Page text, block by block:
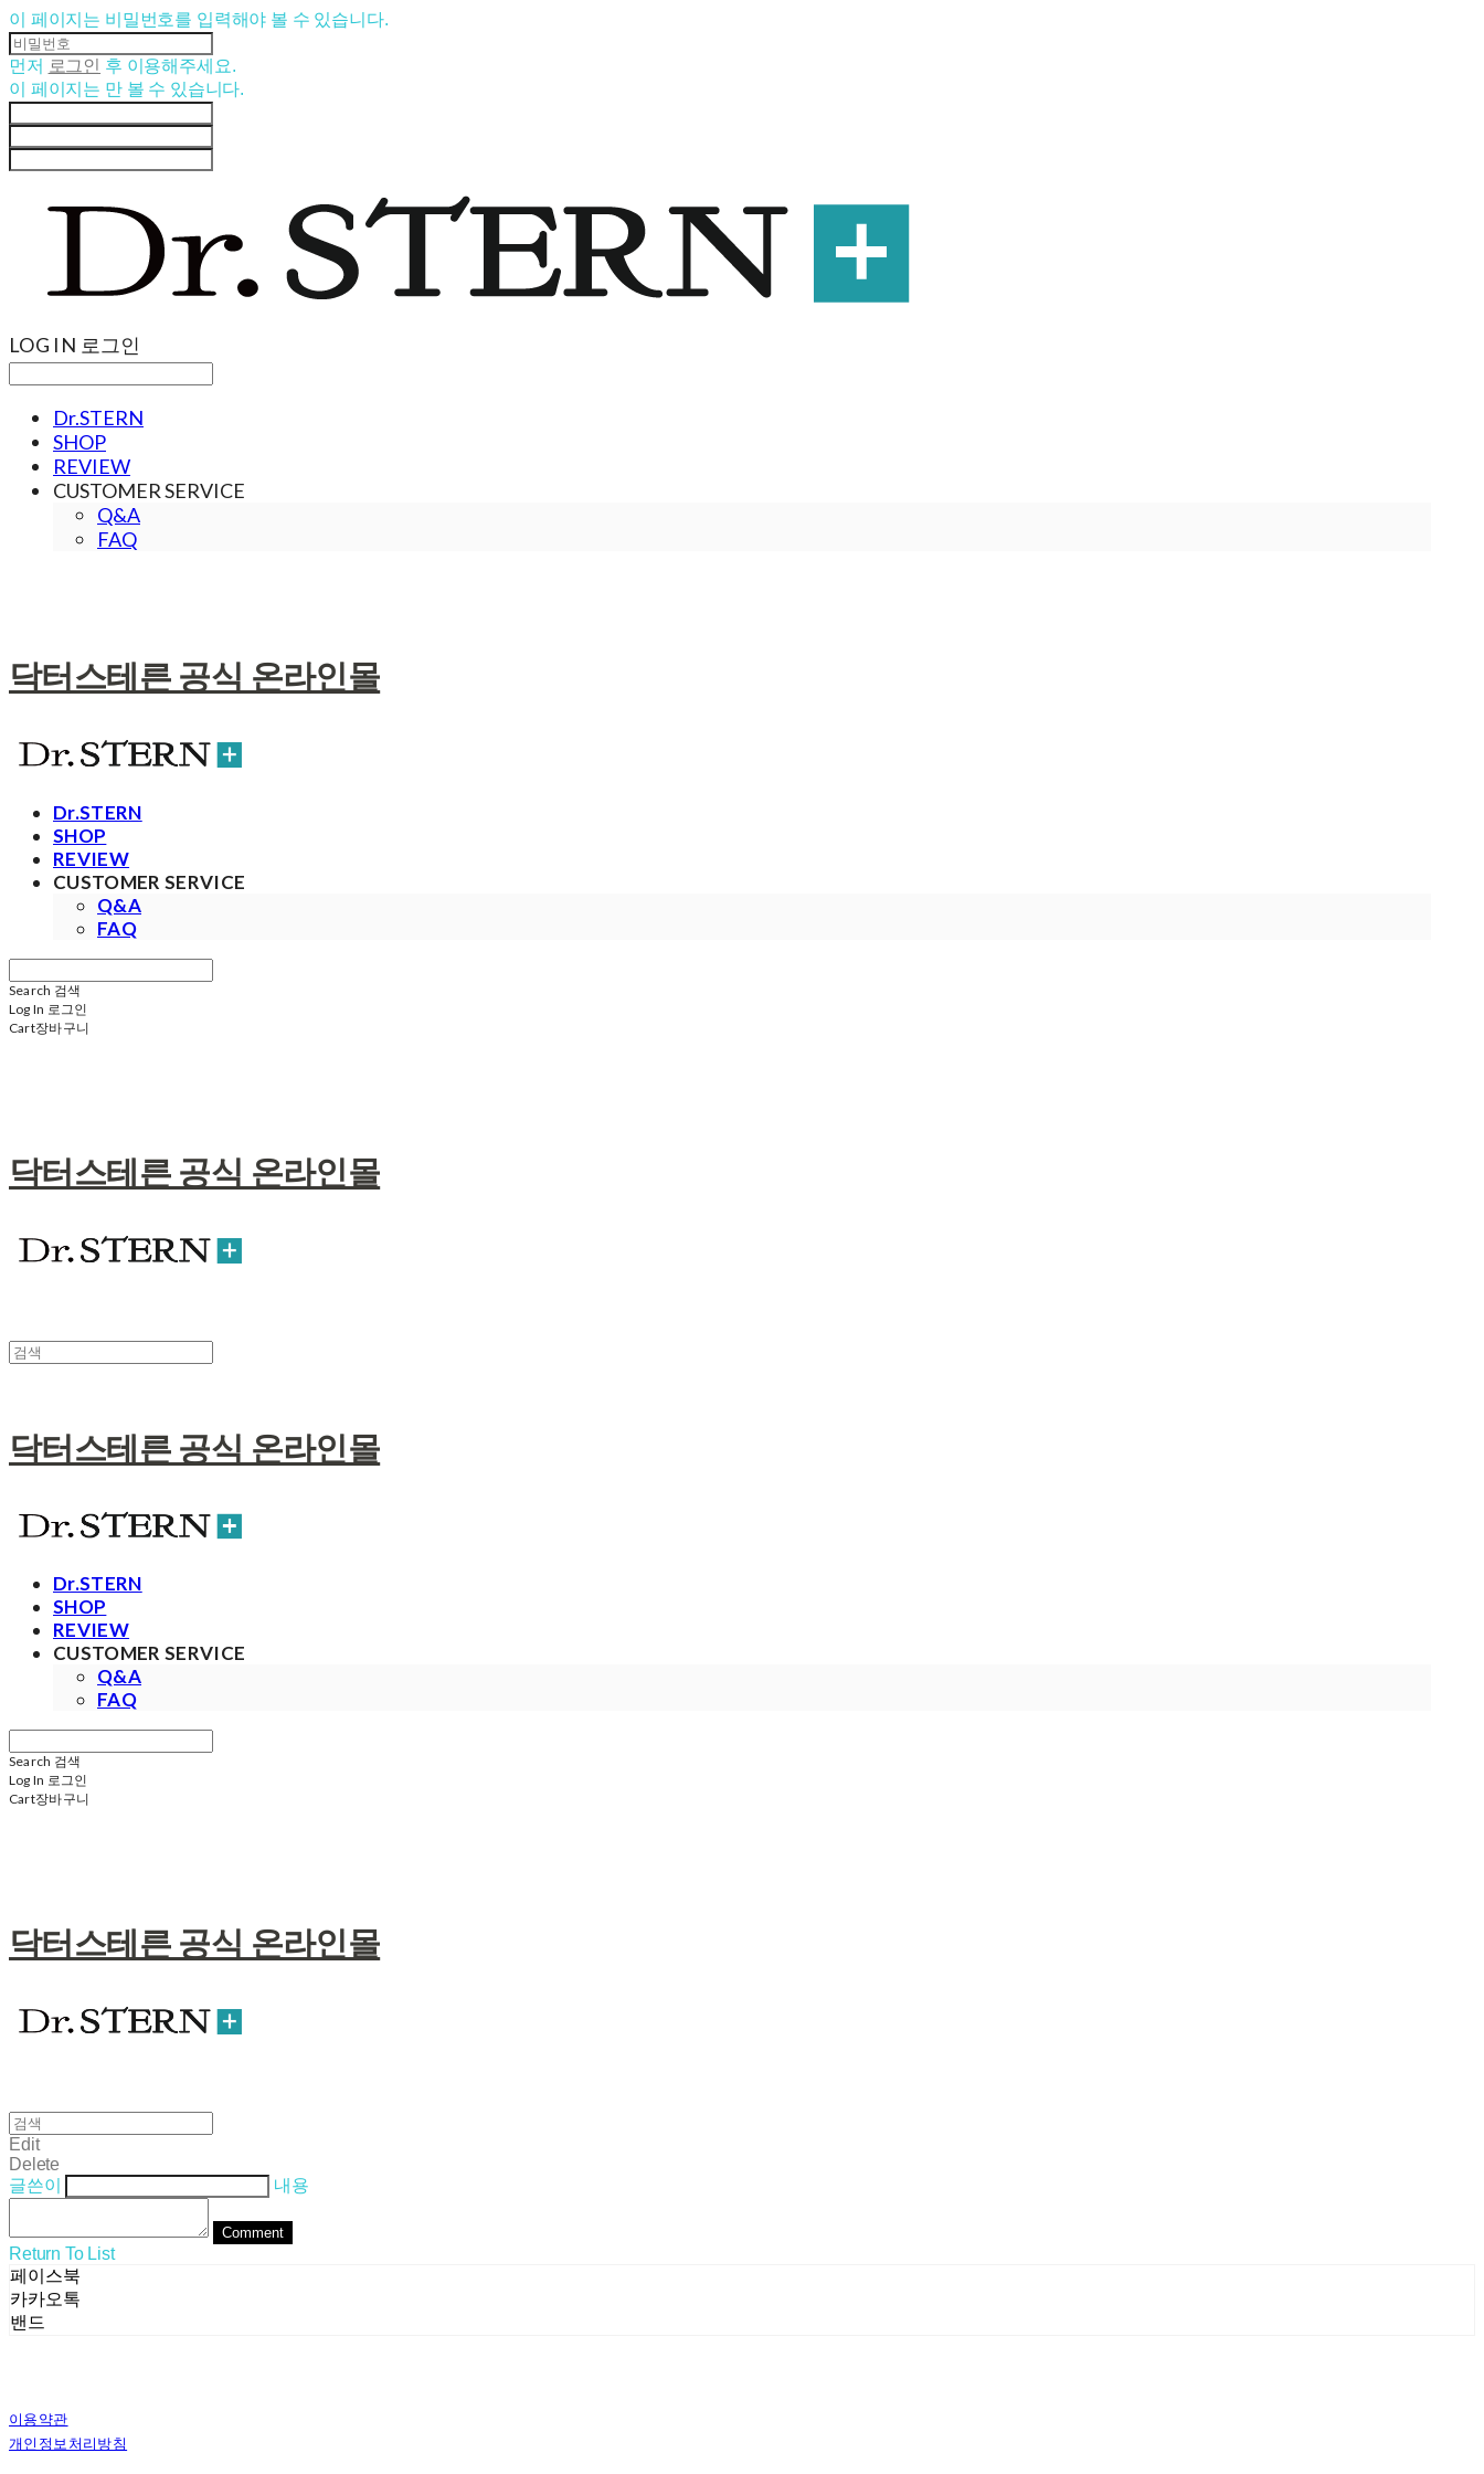
이 페이지는 비밀번호를 입력해야 볼 수 있습니다.
먼저 로그인
후 이용해주세요.
이 페이지는 만 볼 수 있습니다.
LOG IN 로그인
Dr.STERN
SHOP
REVIEW
CUSTOMER SERVICE
Q&A
FAQ
닥터스테른 공식 온라인몰
Dr.STERN
SHOP
REVIEW
CUSTOMER SERVICE
Q&A
FAQ
Search 검색
Log In 로그인
Cart장바구니
닥터스테른 공식 온라인몰
닥터스테른 공식 온라인몰
Dr.STERN
SHOP
REVIEW
CUSTOMER SERVICE
Q&A
FAQ
Search 검색
Log In 로그인
Cart장바구니
닥터스테른 공식 온라인몰
Edit
Delete
글쓴이
내용
Comment
Return To List
페이스북
카카오톡
밴드
이용약관
개인정보처리방침